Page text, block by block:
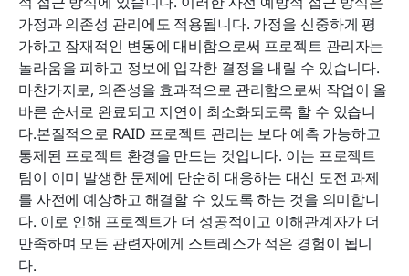
가정과 의존성 관리에도 적용됩니다. 가정을 신중하게 평
가하고 잠재적인 변동에 대비함으로써 프로젝트 관리자는
놀라움을 피하고 정보에 입각한 결정을 내릴 수 있습니다.
마찬가지로, 의존성을 효과적으로 관리함으로써 작업이 올
바른 순서로 완료되고 지연이 최소화되도록 할 수 있습니
다.본질적으로 RAID 프로젝트 관리는 보다 예측 가능하고
통제된 프로젝트 환경을 만드는 것입니다. 이는 프로젝트
팀이 이미 발생한 문제에 단순히 대응하는 대신 도전 과제
를 사전에 예상하고 해결할 수 있도록 하는 것을 의미합니
다. 이로 인해 프로젝트가 더 성공적이고 이해관계자가 더
만족하며 모든 관련자에게 스트레스가 적은 경험이 됩니
다.